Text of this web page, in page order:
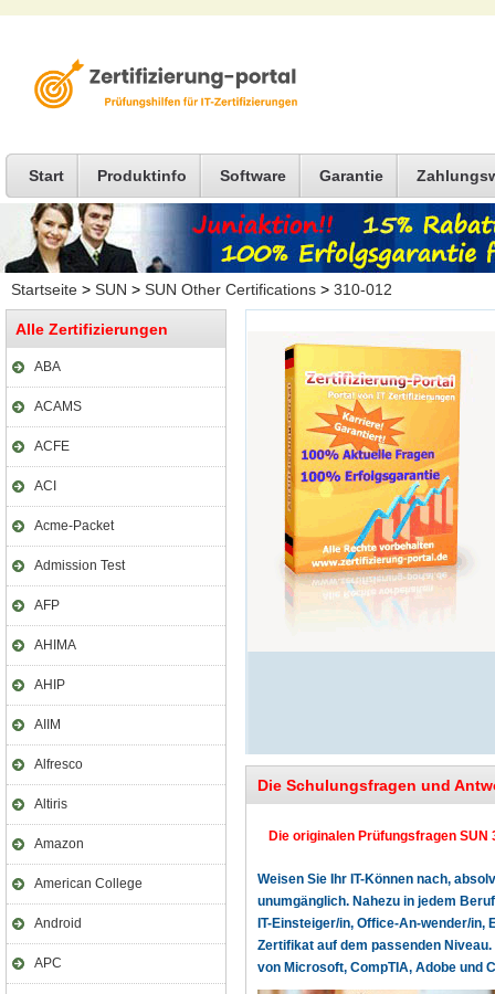
Start Produktinfo Software Garantie
Startseite > SUN > SUN Other Certifications > 310-012
Alle Zertifizierungen
ABA
ACAMS
ACFE
ACI
Acme-Packet
Admission Test
AFP
AHIMA
AHIP
AIIM
Alfresco
Altiris
Amazon
American College
Android
APC
Die Schulungsfragen und
Die originalen Prüfungsfragen
Weisen Sie Ihr IT-Können nach,
unumgänglich. Nahezu in jedem
IT-Einsteiger/in, Office-An-wender/
Zertifikat auf dem passenden
von Microsoft, CompTIA, Adobe und